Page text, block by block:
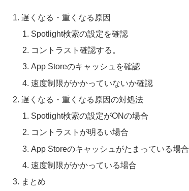
遅くなる・重くなる原因
Spotlight検索の設定を確認
コントラスト確認する。
App Storeのキャッシュを確認
速度制限がかかっていないか確認
遅くなる・重くなる原因の対処法
Spotlight検索の設定がONの場合
コントラストが明るい場合
App Storeのキャッシュがたまっている場合
速度制限がかかっている場合
まとめ